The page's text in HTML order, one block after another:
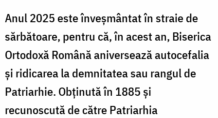
Anul 2025 este înveșmântat în straie de
sărbătoare, pentru că, în acest an, Biserica
Ortodoxă Română aniversează autocefalia
și ridicarea la demnitatea sau rangul de
Patriarhie. Obținută în 1885 și
recunoscută de către Patriarhia